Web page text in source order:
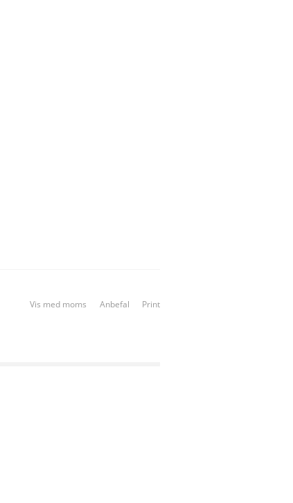
Vis med moms Anbefal Print